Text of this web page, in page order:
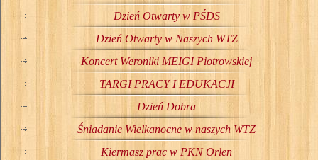
Dzień Otwarty w PŚDS
Dzień Otwarty w Naszych WTZ
Koncert Weroniki MEIGI Piotrowskiej
TARGI PRACY I EDUKACJI
Dzień Dobra
Śniadanie Wielkanocne w naszych WTZ
Kiermasz prac w PKN Orlen